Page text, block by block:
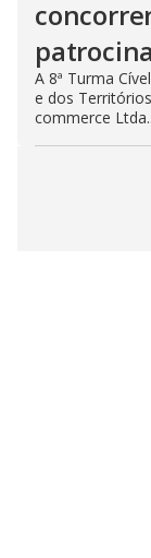
A 8ª Turma
e dos
commerce